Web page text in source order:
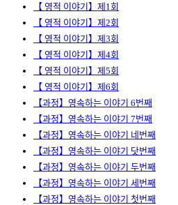
【 영적 이야기】제1회
【 영적 이야기】제2회
【 영적 이야기】제3회
【 영적 이야기】제4회
【 영적 이야기】제5회
【 영적 이야기】제6회
【과정】영속하는 이야기 6번째
【과정】영속하는 이야기 7번째
【과정】영속하는 이야기 네번째
【과정】영속하는 이야기 닷번째
【과정】영속하는 이야기 두번째
【과정】영속하는 이야기 세번째
【과정】영속하는 이야기 첫번째